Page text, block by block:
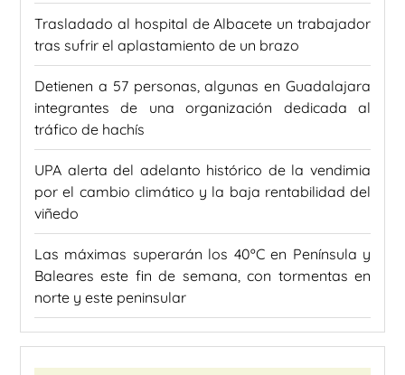
Trasladado al hospital de Albacete un trabajador
tras sufrir el aplastamiento de un brazo
Detienen a 57 personas, algunas en Guadalajara
integrantes de una organización dedicada al
tráfico de hachís
UPA alerta del adelanto histórico de la vendimia
por el cambio climático y la baja rentabilidad del
viñedo
Las máximas superarán los 40ºC en Península y
Baleares este fin de semana, con tormentas en
norte y este peninsular